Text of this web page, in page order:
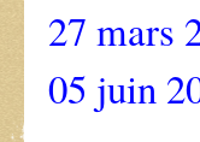
27 mars
05 juin